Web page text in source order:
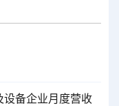
备企业月度营收